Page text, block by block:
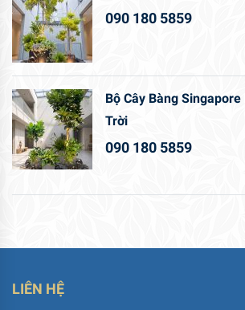
090 180 5859
Bộ Cây Bàng
Trời
090 180 5859
LIÊN HỆ